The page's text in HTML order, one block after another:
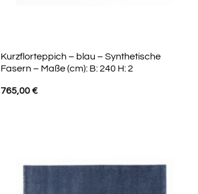
Kurzflorteppich – blau – Synthetische
Fasern – Maße (cm): B: 240 H: 2
765,00€